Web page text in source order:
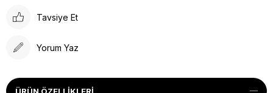
Tavsiye Et
Yorum Yaz